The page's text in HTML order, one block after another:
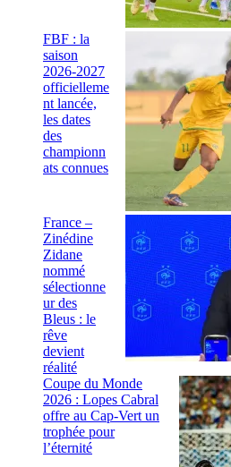
FBF : la
saison
2026-2027
officielleme
nt lancée,
les dates
des
championn
ats connues
France –
Zinédine
Zidane
nommé
sélectionne
ur des
Bleus : le
rêve
devient
réalité
Coupe du Monde
2026 : Lopes Cabral
offre au Cap-Vert un
trophée pour
l’éternité